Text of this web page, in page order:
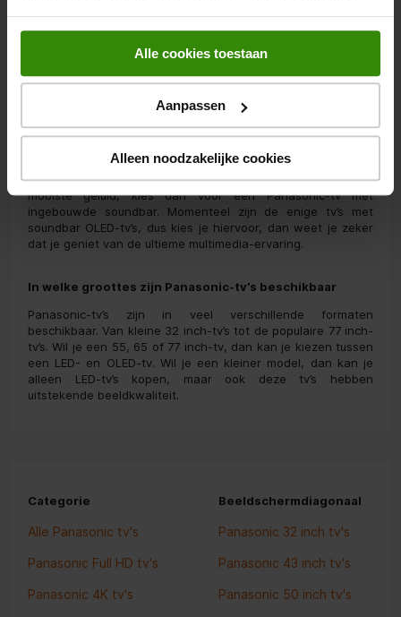
Alle cookies toestaan
Aanpassen
Alleen noodzakelijke cookies
Wat maakt Panasonic-tv’s zo bijzonder?
Panasonic-tv’s staan bekend om de uitstekende
beeldkwaliteit. Panasonic-televisies worden gebruikt door
altijd geniet van de allermooiste kleuren en beelden.
Welke Panasonic-tv’s hebben het beste geluid?
Wil je een Panasonic-tv kopen en direct genieten van het
mooiste geluid, kies dan voor een Panasonic-tv met
ingebouwde soundbar. Momenteel zijn de enige tv’s met
soundbar OLED-tv’s, dus kies je hiervoor, dan weet je zeker
dat je geniet van de ultieme multimedia-ervaring.
In welke groottes zijn Panasonic-tv’s beschikbaar
Panasonic-tv’s zijn in veel verschillende formaten
beschikbaar. Van kleine 32 inch-tv’s tot de populaire 77 inch-
tv’s. Wil je een 55, 65 of 77 inch-tv, dan kan je kiezen tussen
een LED- en OLED-tv. Wil je een kleiner model, dan kan je
alleen LED-tv’s kopen, maar ook deze tv’s hebben
uitstekende beeldkwaliteit.
Categorie
Alle Panasonic tv's
Panasonic Full HD tv's
Panasonic 4K tv's
Beeldschermdiagonaal
Panasonic 32 inch tv's
Panasonic 43 inch tv's
Panasonic 50 inch tv's